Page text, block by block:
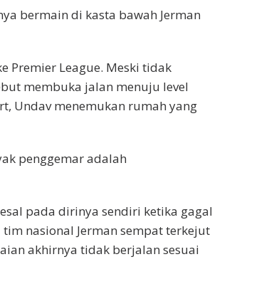
bermain di kasta bawah Jerman
Premier League. Meski tidak
membuka jalan menuju level
Undav menemukan rumah yang
penggemar adalah
pada dirinya sendiri ketika gagal
nasional Jerman sempat terkejut
akhirnya tidak berjalan sesuai